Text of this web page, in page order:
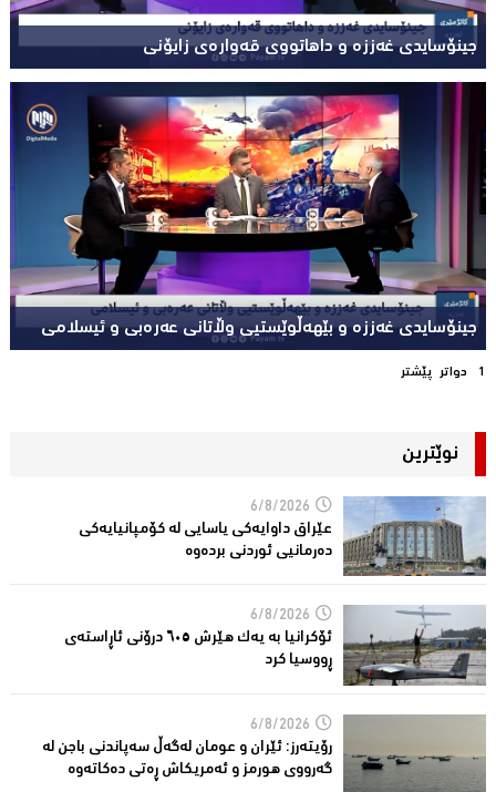
جینۆسایدی غەززە و داهاتووی قەوارەی زایۆنی
جینۆسایدی غەززە و بێهەڵوێستیی وڵاتانی عەرەبی و ئیسلامی
دواتر 1 پێشتر
نوێترین
6/8/2026
عێراق داوایەکی یاسایی لە کۆمپانیایه‌كی
دەرمانیى ئوردنی بردەوە
6/8/2026
ئۆکرانیا بە یەک هێرش ٦٠٥ درۆنی ئاڕاستەى
ڕووسیا کرد
6/8/2026
رۆیتەرز: ئێران و عومان لەگەڵ سەپاندنی باجن لە
گەرووی هورمز و ئەمریکاش ڕەتی دەکاتەوە